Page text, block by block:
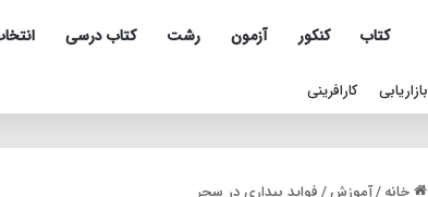
کتاب کنکور آزمون رشت کتاب درسی
بازاریابی کارافرینی
خانه /آموزش/فواید بیداری در سحر